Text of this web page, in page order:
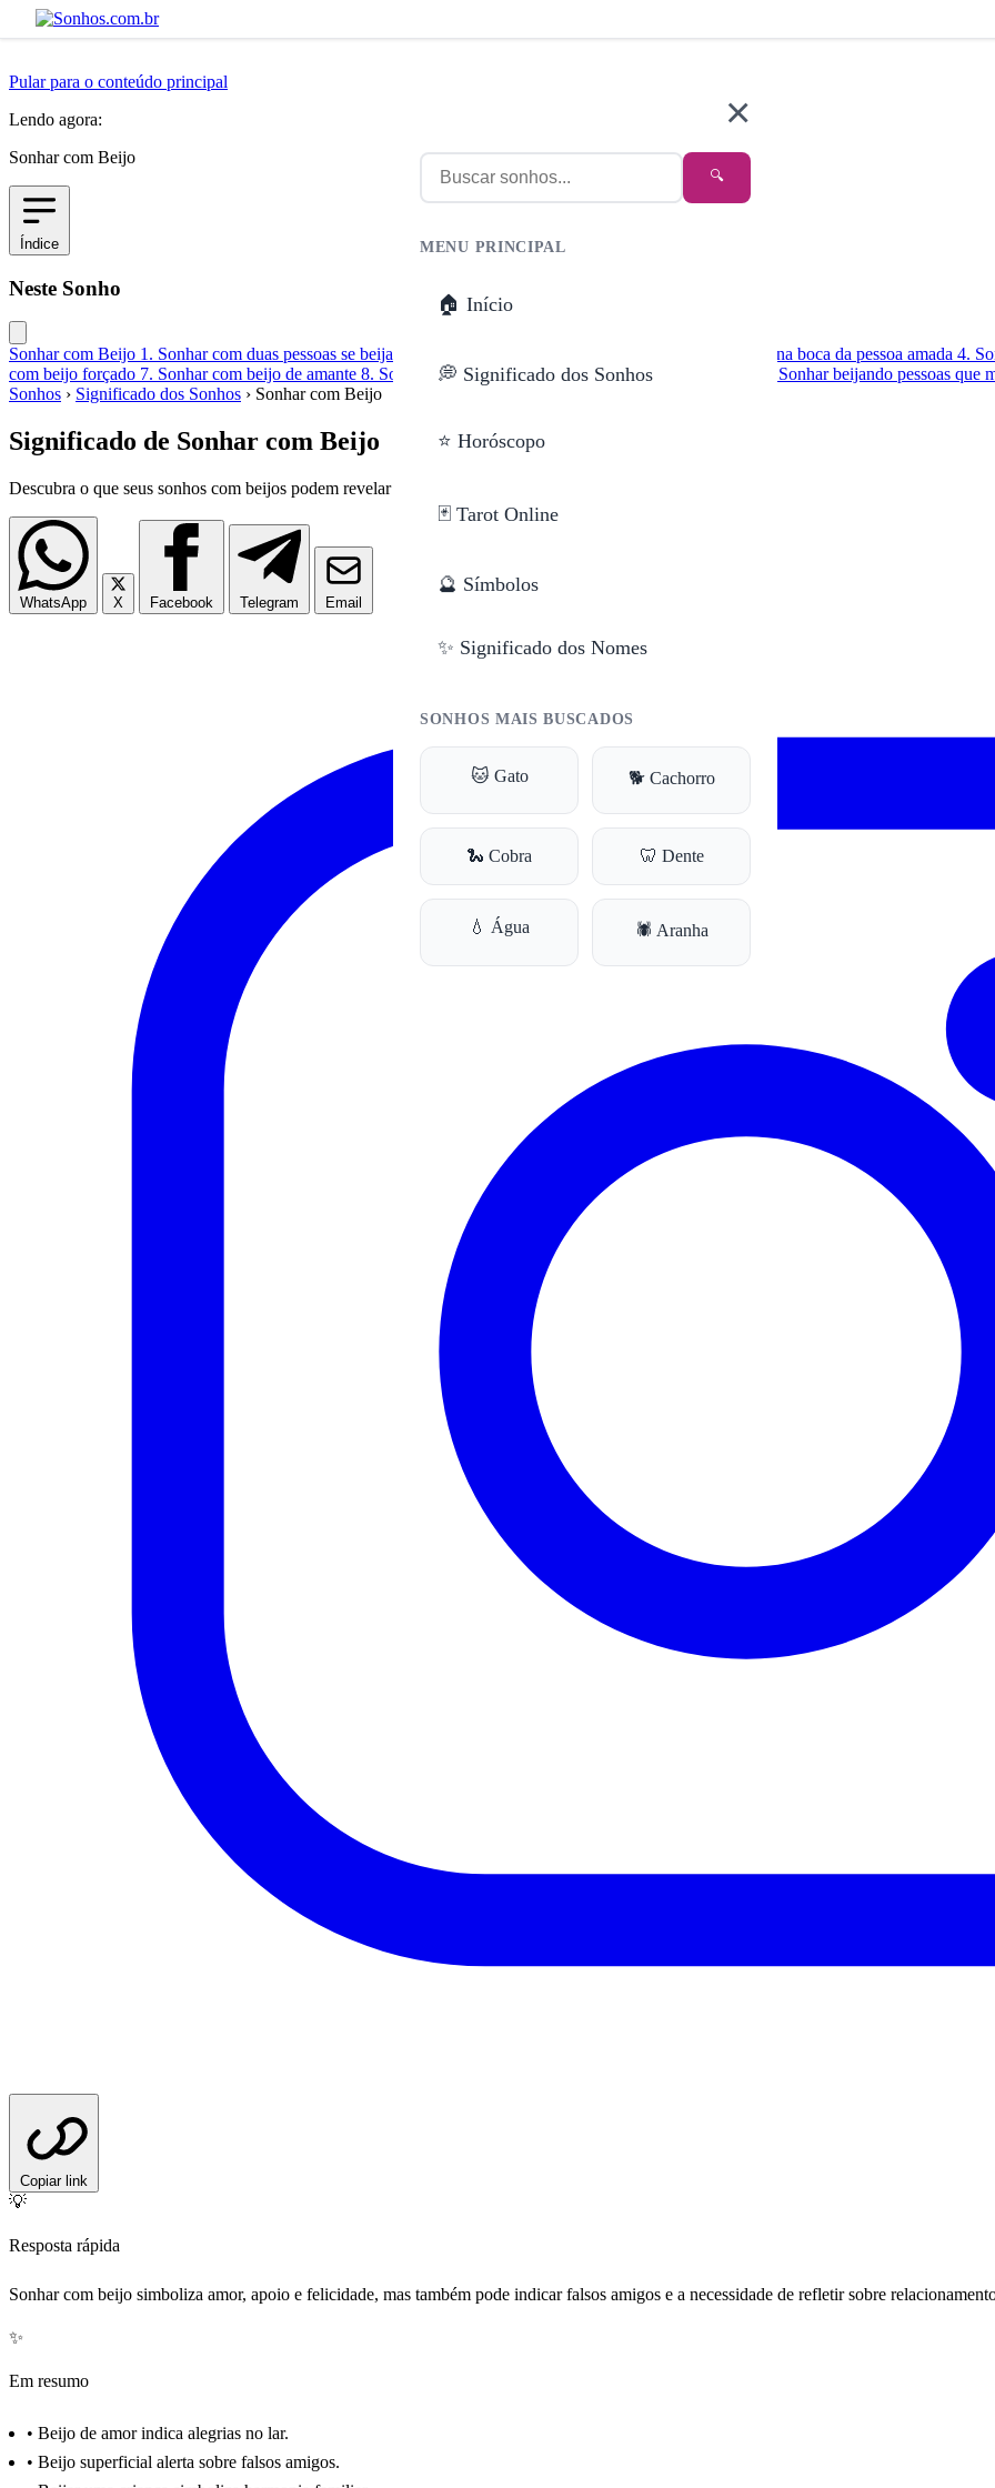
×
🔍
MENU PRINCIPAL
🏠 Início
💭 Significado dos Sonhos
⭐ Horóscopo
🃏 Tarot Online
🔮 Símbolos
✨ Significado dos Nomes
SONHOS MAIS BUSCADOS
🐱 Gato 🐕 Cachorro
🐍 Cobra 🦷 Dente
💧 Água 🕷️ Aranha
Pular para o conteúdo principal
Lendo agora:
Sonhar com Beijo
Índice
Neste Sonho
Sonhar com Beijo 1. Sonhar com duas pessoas se beijando 3. Sonhar com beijo na boca da pessoa amada 4.
com beijo forçado 7. Sonhar com beijo de amante 8. Sonhar beijando criança9. Sonhar beijando estranho
10. Sonhar beijando pessoas que
Sonhos › Significado dos Sonhos › Sonhar com Beijo
Significado de Sonhar com Beijo
Descubra o que seus sonhos com beijos podem revelar sobre seus sentimentos e relacionamentos.
WhatsApp X Facebook Telegram Email
Copiar link
💡
Resposta rápida
Sonhar com beijo simboliza amor, apoio e felicidade, mas também pode indicar falsos amigos e a necessidade de refletir sobre
✨
Em resumo
• Beijo de amor indica alegrias no lar.
• Beijo superficial alerta sobre falsos amigos.